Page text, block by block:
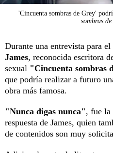
'Cincuenta sombras de Grey'
sombras
Durante una entrevista para
James, reconocida escritora
sexual "Cincuenta sombras
que podría realizar a futuro
obra más famosa.
"Nunca digas nunca", fue la
respuesta de James, quien
de contenidos son muy